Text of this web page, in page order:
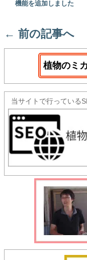
機能を追加しました
← 前の記事へ
植物のミ
当サイトで行っている